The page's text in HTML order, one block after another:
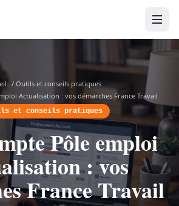
/ Outils et conseils pratiques
Actualisation : vos démarches France Travail
et conseils pratiques
Pôle emploi
: vos
France Travail